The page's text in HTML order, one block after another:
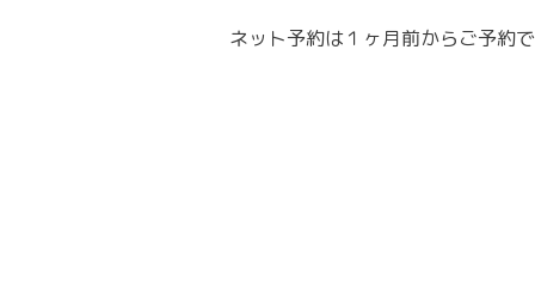
ネット予約は１ヶ月前からご予約